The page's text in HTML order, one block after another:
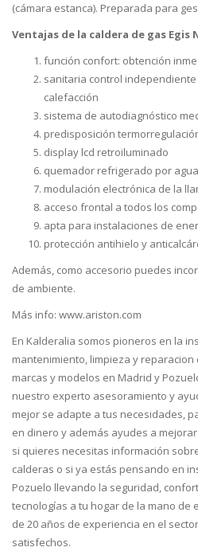
(cámara estanca). Preparada para
Ventajas de la caldera de gas Egis
función confort: obtención
sanitaria control
calefacción
sistema de autodiagnóstico
predisposición
display lcd retroiluminado
quemador refrigerado por agua
modulación electrónica de la
acceso frontal a todos los
apta para instalaciones de
protección antihielo y
Además, como accesorio puedes
de ambiente.
Más info: www.ariston.com
En Kalderalia somos pioneros en la
mantenimiento, limpieza y
marcas y modelos en Madrid y
nuestro experto asesoramiento y
mejor se adapte a tus necesidades,
en dinero y además ayudes a
si quieres necesitas información
calderas o si ya estás pensando en
Pozuelo llevando la seguridad,
tecnologías a tu hogar de la mano de
de 20 años de experiencia en el
satisfechos.